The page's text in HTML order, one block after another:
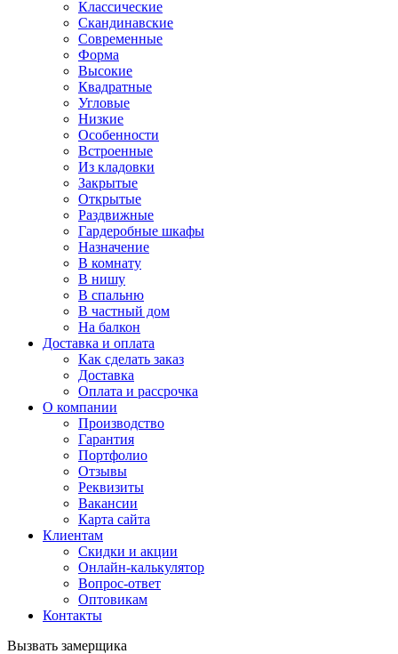
Классические
Скандинавские
Современные
Форма
Высокие
Квадратные
Угловые
Низкие
Особенности
Встроенные
Из кладовки
Закрытые
Открытые
Раздвижные
Гардеробные шкафы
Назначение
В комнату
В нишу
В спальню
В частный дом
На балкон
Доставка и оплата
Как сделать заказ
Доставка
Оплата и рассрочка
О компании
Производство
Гарантия
Портфолио
Отзывы
Реквизиты
Вакансии
Карта сайта
Клиентам
Скидки и акции
Онлайн-калькулятор
Вопрос-ответ
Оптовикам
Контакты
Вызвать замерщика